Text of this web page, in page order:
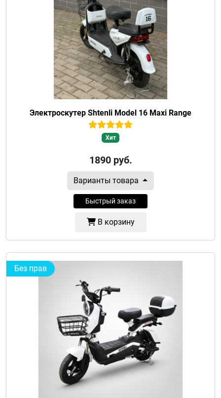
Электроскутер Shtenli Model 16 Maxi Range
Хит
1890руб.
Варианты товара
Быстрый заказ
В корзину
Без прав